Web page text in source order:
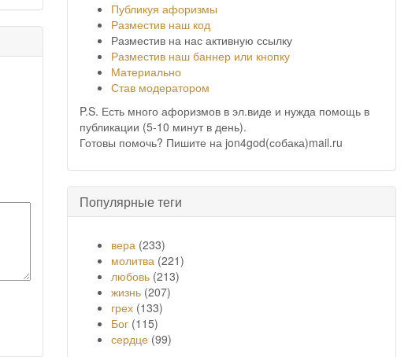
Публикуя афоризмы
Разместив наш код
Разместив на нас активную ссылку
Разместив наш баннер или кнопку
Материально
Став модератором
P.S. Есть много афоризмов в эл.виде и нужда помощь в
публикации (5-10 минут в день).
Готовы помочь? Пишите на jon4god(собака)mail.ru
Популярные теги
вера (233)
молитва (221)
любовь (213)
жизнь (207)
грех (133)
Бог (115)
сердце (99)